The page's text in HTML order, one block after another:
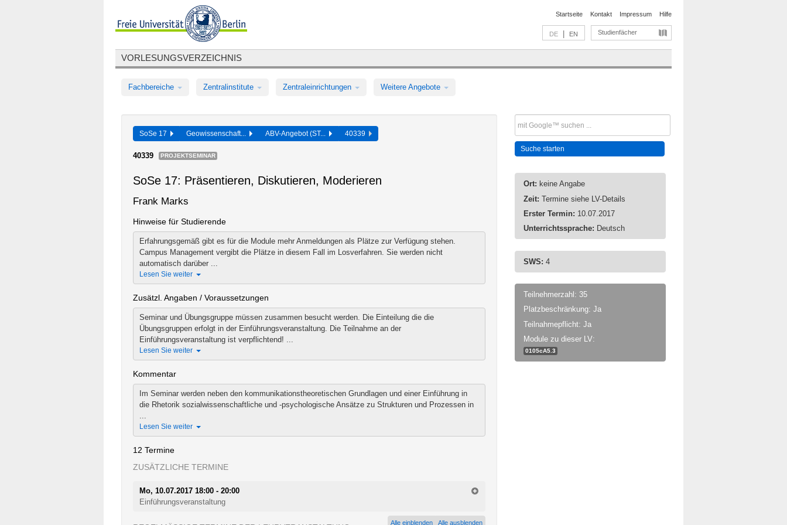
Startseite Kontakt Impressum Hilfe
DE EN Studienfächer
VORLESUNGSVERZEICHNIS
Fachbereiche Zentralinstitute Zentraleinrichtungen Weitere Angebote
SoSe 17 Geowissenschaft... ABV-Angebot (ST... 40339
40339 PROJEKTSEMINAR
SoSe 17: Präsentieren, Diskutieren, Moderieren
Frank Marks
Hinweise für Studierende
Erfahrungsgemäß gibt es für die Module mehr Anmeldungen als Plätze zur Verfügung stehen.
Campus Management vergibt die Plätze in diesem Fall im Losverfahren. Sie werden nicht
automatisch darüber ...
Lesen Sie weiter
Zusätzl. Angaben / Voraussetzungen
Seminar und Übungsgruppe müssen zusammen besucht werden. Die Einteilung die die
Übungsgruppen erfolgt in der Einführungsveranstaltung. Die Teilnahme an der
Einführungsveranstaltung ist verpflichtend! ...
Lesen Sie weiter
Kommentar
Im Seminar werden neben den kommunikationstheoretischen Grundlagen und einer Einführung in
die Rhetorik sozialwissenschaftliche und -psychologische Ansätze zu Strukturen und Prozessen in
...
Lesen Sie weiter
12 Termine
ZUSÄTZLICHE TERMINE
Mo, 10.07.2017 18:00 - 20:00
Einführungsveranstaltung
Alle einblenden Alle ausblenden
Ort: keine Angabe
Zeit: Termine siehe LV-Details
Erster Termin: 10.07.2017
Unterrichtssprache: Deutsch
SWS: 4
Teilnehmerzahl: 35
Platzbeschränkung: Ja
Teilnahmepflicht: Ja
Module zu dieser LV:
0105cA5.3